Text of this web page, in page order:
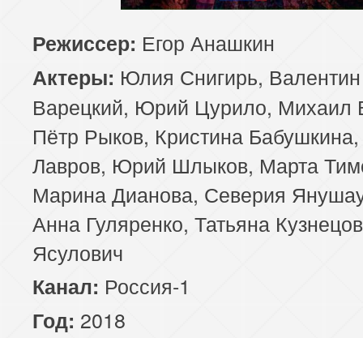
Режиссер: Егор Анашкин
Актеры: Юлия Снигирь, Валентин
Варецкий, Юрий Цурило, Михаил
Пётр Рыков, Кристина
Лавров, Юрий Шлыков, Марта
Марина Дианова, Северия
Анна Гуляренко, Татьяна
Ясулович
Канал: Россия-1
Год: 2018